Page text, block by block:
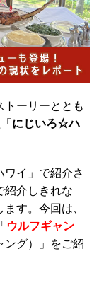
ーリーととも
にじいろ☆ハ
イ」で紹介さ
紹介しきれな
す。今回は、
ウルフギャン
ング）」をご紹